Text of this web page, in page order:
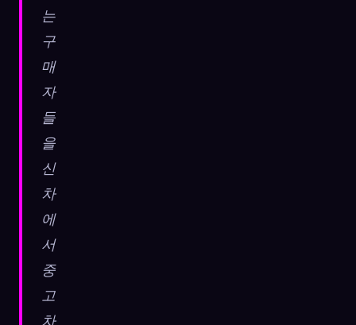
는
구
매
자
들
을
신
차
에
서
중
고
차